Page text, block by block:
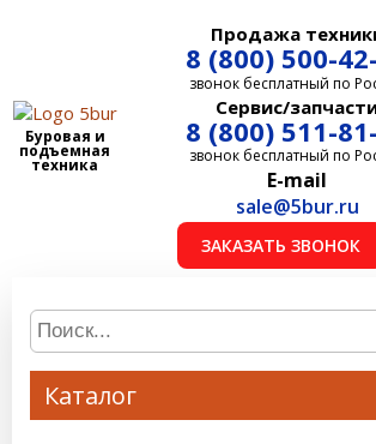
Буровая и
подъемная
техника
Продажа
8 (800) 500-
звонок бесплатный по
Сервис/
8 (800) 511-
звонок бесплатный по
E-mail
sale@5bur.ru
ЗАКАЗАТЬ ЗВОНОК
Каталог